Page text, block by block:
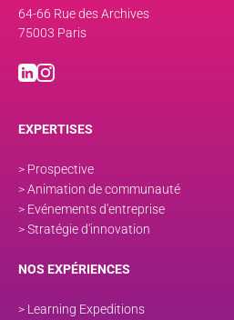
64-66 Rue des Archives
75003 Paris
EXPERTISES
> Prospective
> Animation de communauté
> Evénements d'entreprise
> Stratégie d'innovation
NOS EXPÉRIENCES
> Learning Expeditions